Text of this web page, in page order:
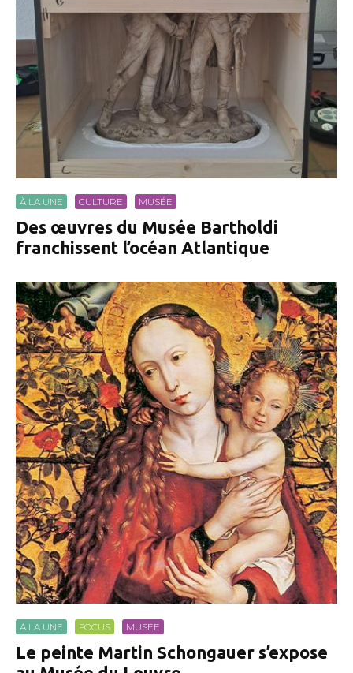
À LA UNE CULTURE MUSÉE
Des œuvres du Musée Bartholdi
franchissent l’océan Atlantique
À LA UNE FOCUS MUSÉE
Le peinte Martin Schongauer s’expose